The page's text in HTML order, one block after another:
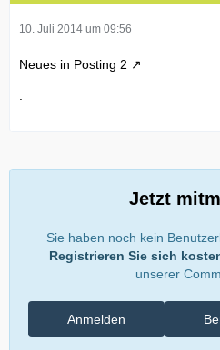
10. Juli 2014 um 09:56
Neues in Posting 2
Jetzt
Sie haben noch kein
Registrieren Sie sich
unserer
Anmelden